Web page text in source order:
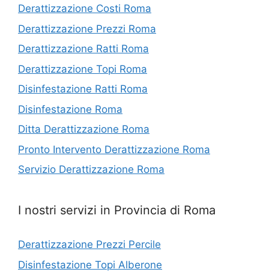
Derattizzazione Costi Roma
Derattizzazione Prezzi Roma
Derattizzazione Ratti Roma
Derattizzazione Topi Roma
Disinfestazione Ratti Roma
Disinfestazione Roma
Ditta Derattizzazione Roma
Pronto Intervento Derattizzazione Roma
Servizio Derattizzazione Roma
I nostri servizi in Provincia di Roma
Derattizzazione Prezzi Percile
Disinfestazione Topi Alberone